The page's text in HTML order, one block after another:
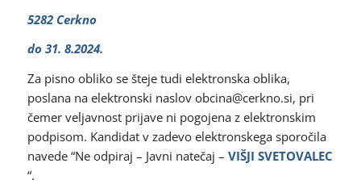
5282 Cerkno
do 31. 8.2024.
Za pisno obliko se šteje tudi elektronska oblika,
poslana na elektronski naslov obcina@cerkno.si, pri
čemer veljavnost prijave ni pogojena z elektronskim
podpisom. Kandidat v zadevo elektronskega sporočila
navede “Ne odpiraj – Javni natečaj – VIŠJI SVETOVALEC
“.